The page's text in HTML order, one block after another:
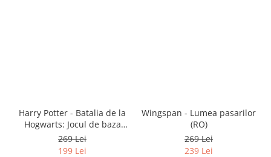
Harry Potter - Batalia de la
Hogwarts: Jocul de baza
(RO)
269 Lei
199 Lei
Wingspan - Lumea pasarilor
(RO)
269 Lei
239 Lei